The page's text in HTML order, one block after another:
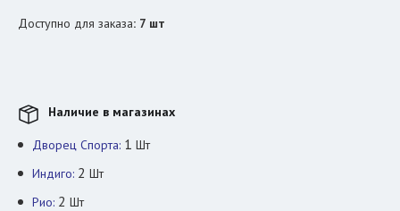
Доступно для заказа: 7 шт
Наличие в магазинах
Дворец Спорта: 1 Шт
Индиго: 2 Шт
Рио: 2 Шт